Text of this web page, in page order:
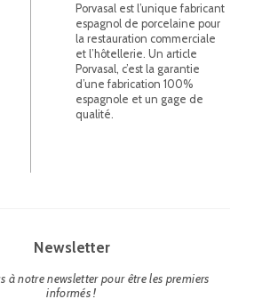
Porvasal est l’unique fabricant
espagnol de porcelaine pour
la restauration commerciale
et l’hôtellerie. Un article
Porvasal, c’est la garantie
d’une fabrication 100%
espagnole et un gage de
qualité.
Newsletter
à notre newsletter pour être les premiers
informés !